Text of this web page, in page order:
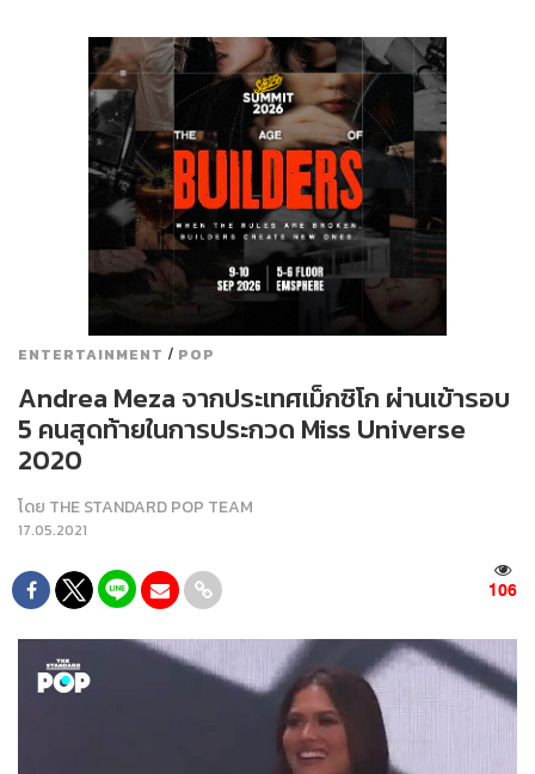
ENTERTAINMENT / POP
Andrea Meza จากประเทศเม็กซิโก ผ่านเข้ารอบ
5 คนสุดท้ายในการประกวด Miss Universe
2020
โดย THE STANDARD POP TEAM
17.05.2021
106